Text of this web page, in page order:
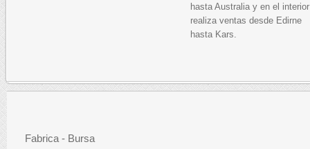
hasta Australia y en el interior
realiza ventas desde Edirne
hasta Kars.
Fabrica - Bursa